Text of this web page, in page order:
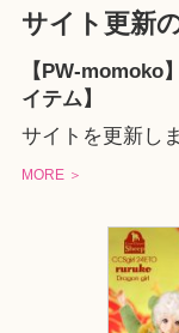
サイト更新
【PW-momoko
イテム】
サイトを更新し
MORE ＞